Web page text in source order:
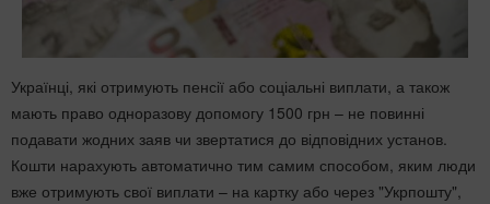
Українці, які отримують пенсії або соціальні виплати, а також
мають право одноразову допомогу 1500 грн – не повинні
подавати жодних заяв чи звертатися до відповідних установ.
Кошти нарахують автоматично тим самим способом, яким люди
вже отримують свої виплати – на картку або через "Укрпошту",